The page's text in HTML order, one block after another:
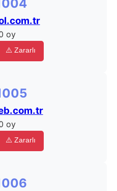
oy
⚠️ Zararlı
oy
⚠️ Zararlı